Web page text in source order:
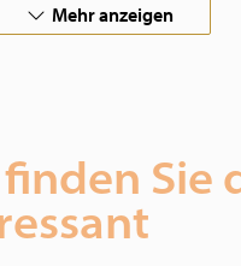
Mehr anzeigen
Sie